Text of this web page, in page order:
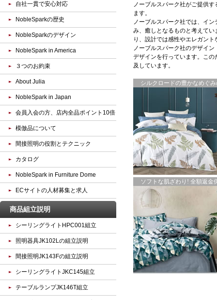
ノーブルスパーク社がご提供
ます。
ノーブルスパーク社では、イ
み、癒しとなるものと考えて
り、設計では感性やエレガン
ノーブルスパーク社のデザイ
デザインを行っています。こ
及しています。
シルクロードの豊かなめぐみ
ソフトな肌ざわり! 全額返金
自社一貫で安心対応
NobleSparkの歴史
NobleSparkのデザイン
NobleSpark in America
３つのお約束
About Julia
NobleSpark in Japan
会員入会の方、店内全品ポイント10倍
模倣品について
間接照明の役割とテクニック
カタログ
NobleSpark in Furniture Dome
ECサイトの人材募集と求人
商品組立説明
シーリングライトHPC001組立
照明器具JK102Lの組立説明
間接照明JK143Fの組立説明
シーリングライトJKC145組立
テーブルランプJK146T組立